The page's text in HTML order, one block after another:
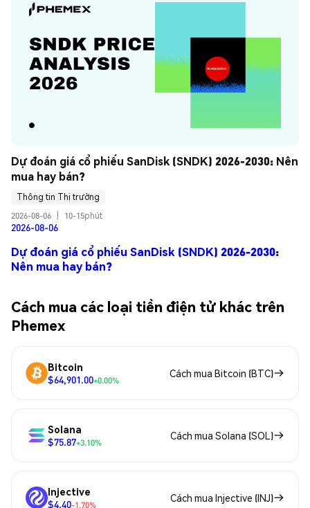
Dự đoán giá cổ phiếu SanDisk (SNDK) 2026-2030: Nên
mua hay bán?
Thông tin Thị trường
2026-08-06
10-15phút
2026-08-06
Dự đoán giá cổ phiếu SanDisk (SNDK) 2026-2030:
Nên mua hay bán?
Cách mua các loại tiền điện tử khác trên
Phemex
Bitcoin
$64,901.00+0.00%
Cách mua Bitcoin (BTC)
Solana
$75.87+3.10%
Cách mua Solana (SOL)
Injective
$4.40-1.70%
Cách mua Injective (INJ)